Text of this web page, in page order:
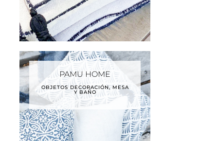
PAMU HOME
OBJETOS DECORACIÓN, MESA
Y BAÑO